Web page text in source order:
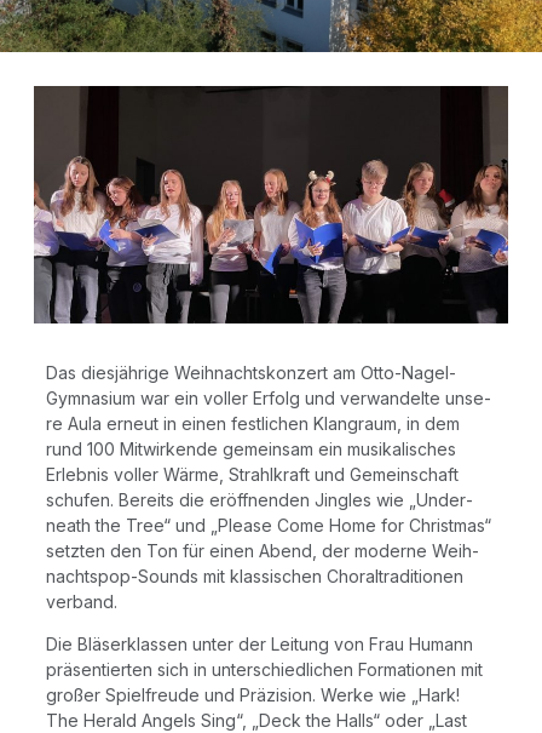
Das dies­jäh­ri­ge Weih­nachts­kon­zert am Otto-Nagel-
Gym­na­si­um war ein vol­ler Erfolg und ver­wan­del­te unse­
re Aula erneut in einen fest­li­chen Klang­raum, in dem
rund 100 Mit­wir­ken­de gemein­sam ein musi­ka­li­sches
Erleb­nis vol­ler Wär­me, Strahl­kraft und Gemein­schaft
schu­fen. Bereits die eröff­nen­den Jin­gles wie „Under­
neath the Tree“ und „Plea­se Come Home for Christ­mas“
setz­ten den Ton für einen Abend, der moder­ne Weih­
nachts­pop-Sounds mit klas­si­schen Choral­tra­di­tio­nen
verband.
Die Blä­ser­klas­sen unter der Lei­tung von Frau Humann
prä­sen­tier­ten sich in unter­schied­li­chen For­ma­tio­nen mit
gro­ßer Spiel­freu­de und Prä­zi­si­on. Wer­ke wie „Hark!
The Herald Angels Sing“, „Deck the Halls“ oder „Last